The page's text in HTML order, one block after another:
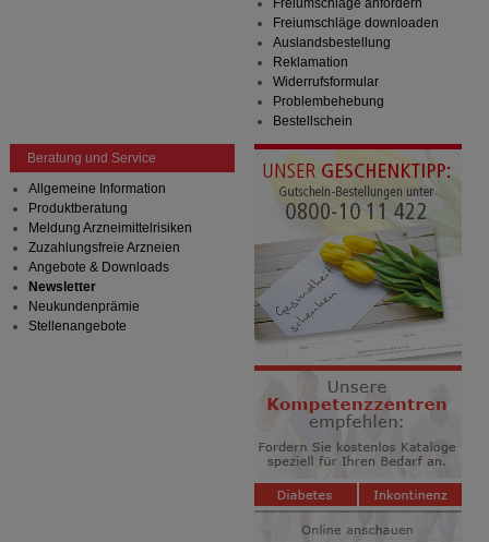
Bitte beachten Sie, dass Daten hierfür teilweise an
Dritte wie z.B. Google oder soziale Medien
Freiumschläge anfordern
Freiumschläge downloaden
Auslandsbestellung
Reklamation
Widerrufsformular
Problembehebung
Bestellschein
Beratung und Service
Allgemeine Information
Produktberatung
Meldung Arzneimittelrisiken
Zuzahlungsfreie Arzneien
Angebote & Downloads
Newsletter
Neukundenprämie
Stellenangebote